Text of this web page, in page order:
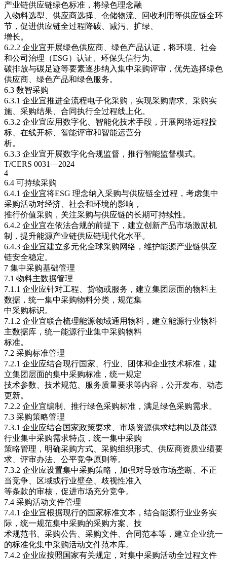
产业链供应链绿色标准，将绿色理念融
入物料选型、供应商选择、仓储物流、回收利用等供应链全环
节，促进供应链全过程降碳、减污、扩绿、
增长。
6.2.2 企业宜开展绿色供应商、绿色产品认证，将环境、社会
和公司治理（ESG）认证、环保失信行为、
碳排放与碳足迹等要素逐步纳入集中采购评审，优先选择绿色
供应商、绿色产品和绿色服务。
6.3 数智采购
6.3.1 企业宜推进全流程电子化采购，实现采购需求、采购实
施、采购结果、合同执行全过程线上化。
6.3.2 企业宜应用数字化、智能化技术手段，开展网络远程投
标、在线开标、智能评审和智能运营分
析。
6.3.3 企业宜开展数字化合规监督，推行智能监督模式。
T/CERS 0031—2024
4
6.4 可持续采购
6.4.1 企业宜将ESG 理念纳入采购与供应链全过程，考虑集中
采购活动对经济、社会和环境的影响，
推行价值采购，关注采购与供应链的长期可持续性。
6.4.2 企业宜在依法合规的前提下，建立创新产品市场激励机
制，提升能源产业链供应链现代化水平。
6.4.3 企业宜建立多元化全球采购网络，维护能源产业链供应
链安全稳定。
7 集中采购基础管理
7.1 物料主数据管理
7.1.1 企业应针对工程、货物或服务，建立集团层面的物料主
数据，统一集中采购物料分类，规范集
中采购标识。
7.1.2 企业宜联合梳理能源领域通用物料，建立能源行业物料
主数据库，统一能源行业集中采购物料
标准。
7.2 采购标准管理
7.2.1 企业应结合现行国家、行业、团体和企业技术标准，建
立集团层面的集中采购标准，统一规定
技术参数、技术规范、服务质量要求等内容，公开发布、动态
更新。
7.2.2 企业宜编制、推行绿色采购标准，满足绿色采购需求。
7.3 采购策略管理
7.3.1 企业应结合国家政策要求、市场资源供求结构以及能源
行业集中采购需求特点，统一集中采购
策略管理，明确采购方式、采购组织形式、供应商资质业绩要
求、评审办法、公平竞争原则等。
7.3.2 企业应设置集中采购策略，加强对导致市场垄断、不正
当竞争、区域或行业壁垒、歧视性准入
等条款的审核，促进市场充分竞争。
7.4 采购活动文件管理
7.4.1 企业宜根据现行的国家标准文本，结合能源行业业务实
际，统一规范集中采购的采购方案、技
术规范书、采购公告、采购文件、合同范本等，建立企业统一
的标准化集中采购活动文件范本库。
7.4.2 企业应按照国家有关规定，对集中采购活动全过程文件